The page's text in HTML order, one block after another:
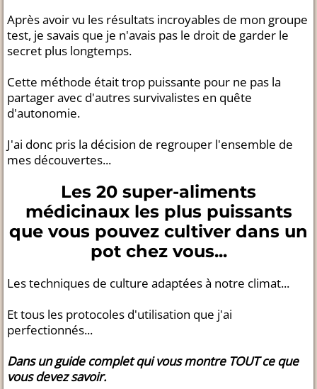
Après avoir vu les résultats incroyables de mon groupe
test, je savais que je n'avais pas le droit de garder le
secret plus longtemps.
Cette méthode était trop puissante pour ne pas la
partager avec d'autres survivalistes en quête
d'autonomie.
J'ai donc pris la décision de regrouper l'ensemble de
mes découvertes...
Les 20 super-aliments
médicinaux les plus puissants
que vous pouvez cultiver dans un
pot chez vous...
Les techniques de culture adaptées à notre climat...
Et tous les protocoles d'utilisation que j'ai
perfectionnés...
Dans un guide complet qui vous montre TOUT ce que
vous devez savoir.